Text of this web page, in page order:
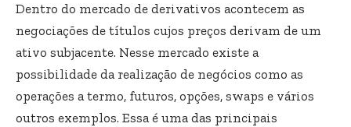
Dentro do mercado de derivativos acontecem as
negociações de títulos cujos preços derivam de um
ativo subjacente. Nesse mercado existe a
possibilidade da realização de negócios como as
operações a termo, futuros, opções, swaps e vários
outros exemplos. Essa é uma das principais